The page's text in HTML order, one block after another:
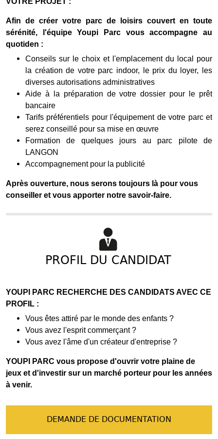
Afin de créer votre parc de loisirs couvert en toute
sérénité, l'équipe Youpi Parc vous accompagne au
quotiden :
Conseils sur le choix et l'emplacement du local pour
la création de votre parc indoor, le prix du loyer, les
diverses autorisations administratives
Aide à la préparation de votre dossier pour le prêt
bancaire
Tarifs préférentiels pour l'équipement de votre parc et
serez conseillé pour sa mise en œuvre
Formation de quelques jours au parc pilote de
LANGON
Accompagnement pour la publicité
Après ouverture, nous serons toujours là pour vous
conseiller et vous apporter notre savoir-faire.
PROFIL DU CANDIDAT
YOUPI PARC RECHERCHE DES CANDIDATS AVEC CE
PROFIL :
Vous êtes attiré par le monde des enfants ?
Vous avez l'esprit commerçant ?
Vous avez l'âme d'un créateur d'entreprise ?
YOUPI PARC vous propose d'ouvrir votre plaine de
jeux et d'investir sur un marché porteur pour les années
à venir.
DEMANDE DE DOCUMENTATION